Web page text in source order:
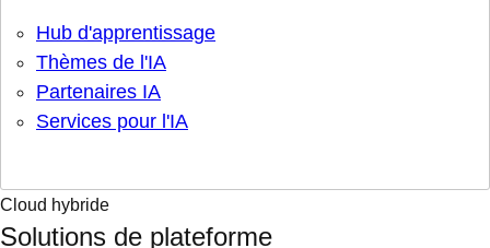
Hub d'apprentissage
Thèmes de l'IA
Partenaires IA
Services pour l'IA
Cloud hybride
Solutions de plateforme